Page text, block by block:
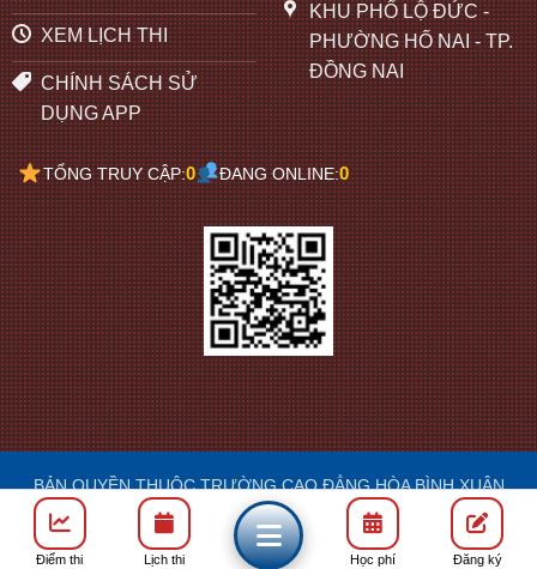
XEM LỊCH THI
CHÍNH SÁCH SỬ
DỤNG APP
KHU PHỐ LỘ ĐỨC -
PHƯỜNG HỐ NAI - TP.
ĐỒNG NAI
TỔNG TRUY CẬP:0 ĐANG ONLINE:0
BẢN QUYỀN THUỘC TRƯỜNG CAO ĐẲNG HÒA BÌNH XUÂN
LỘC
DESIGN: FRANCIS
Điểm thi Lịch thi Học phí Đăng ký